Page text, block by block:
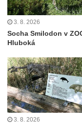
Obrázek Ježíš
Pod obrázkem na
Plešným
Olžin pád
Socha svatého
kostelu
Vilémově
Socha svatého
schodišti ke
3. 8. 2026
Socha Smilodon v
Hluboká
3. 8. 2026